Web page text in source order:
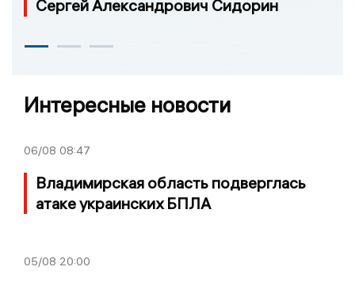
Сергей Александрович Сидорин
Интересные новости
06/08 08:47
Владимирская область подверглась
атаке украинских БПЛА
05/08 20:00